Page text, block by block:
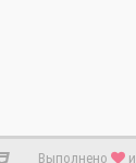
Выполнено и